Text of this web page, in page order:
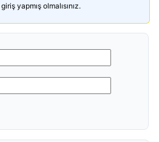
yapmış olmalısınız.